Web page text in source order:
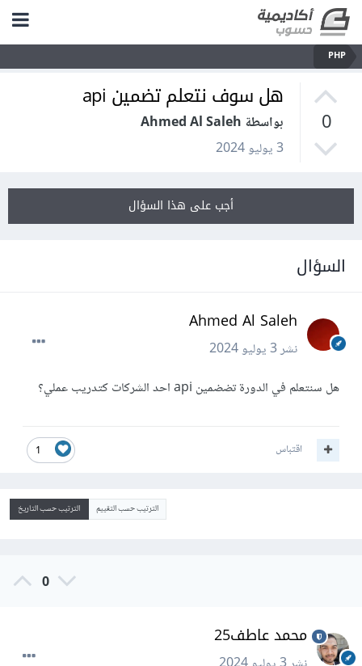
PHP
0
هل سوف نتعلم تضمين api
بواسطة Ahmed Al Saleh
3 يوليو 2024
أجب على هذا السؤال
السؤال
Ahmed Al Saleh
نشر3 يوليو 2024
هل سنتعلم في الدورة تضضمين api احد الشركات كتدريب عملي؟
1 اقتباس
الترتيب حسب التقييم الترتيب حسب التاريخ
0
محمد عاطف25